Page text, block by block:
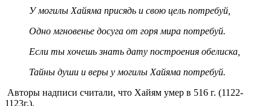
У могилы Хайяма присядь и свою цель потребуй,
Одно мгновенье досуга от горя мира потребуй.
Если ты хочешь знать дату построения обелиска,
Тайны души и веры у могилы Хайяма потребуй.
Авторы надписи считали, что Хайям умер в 516 г. (1122-
1123г.).